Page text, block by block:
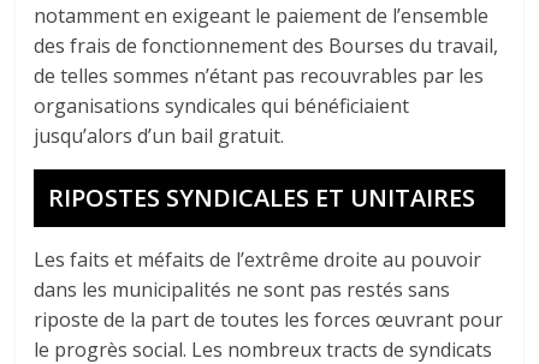
notamment en exigeant le paiement de l’ensemble
des frais de fonctionnement des Bourses du travail,
de telles sommes n’étant pas recouvrables par les
organisations syndicales qui bénéficiaient
jusqu’alors d’un bail gratuit.
RIPOSTES SYNDICALES ET UNITAIRES
Les faits et méfaits de l’extrême droite au pouvoir
dans les municipalités ne sont pas restés sans
riposte de la part de toutes les forces œuvrant pour
le progrès social. Les nombreux tracts de syndicats